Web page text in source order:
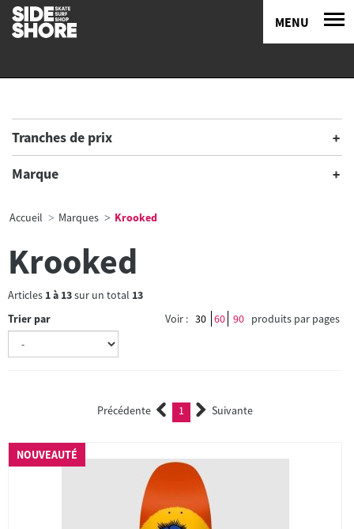
MENU
Tranches de prix
Marque
Accueil Marques Krooked
Krooked
Articles 1à 13sur un total 13
Trier par
Voir : 30 60 90 produits par pages
Précédente 1 (current)Suivante
NOUVEAUTÉ